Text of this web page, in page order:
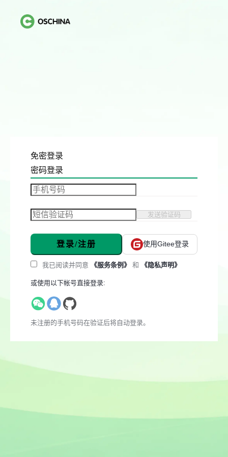
免密登录
密码登录
发送验证码
登录/注册 使用Gitee登录
我已阅读并同意 《服务条例》 和 《隐私声明》
或使用以下帐号直接登录:
未注册的手机号码在验证后将自动登录。